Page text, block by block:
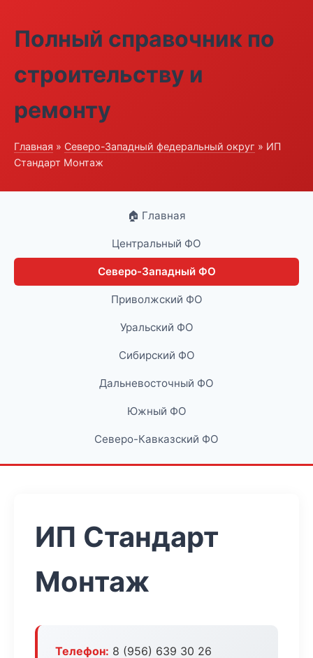
Полный справочник по
строительству и
ремонту
Главная » Северо-Западный федеральный округ » ИП
Стандарт Монтаж
🏠 Главная
Центральный ФО
Северо-Западный ФО
Приволжский ФО
Уральский ФО
Сибирский ФО
Дальневосточный ФО
Южный ФО
Северо-Кавказский ФО
ИП Стандарт
Монтаж
Телефон: 8 (956) 639 30 26